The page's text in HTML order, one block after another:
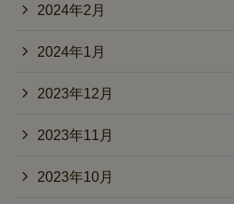
2024年2月
2024年1月
2023年12月
2023年11月
2023年10月